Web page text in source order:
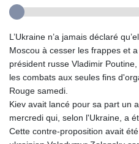
L’Ukraine n’a jamais déclaré
Moscou à cesser les frappes et
président russe Vladimir
les combats aux seules fins
Rouge samedi.
Kiev avait lancé pour sa part un
mercredi qui, selon l'Ukraine, a
Cette contre‑proposition avait